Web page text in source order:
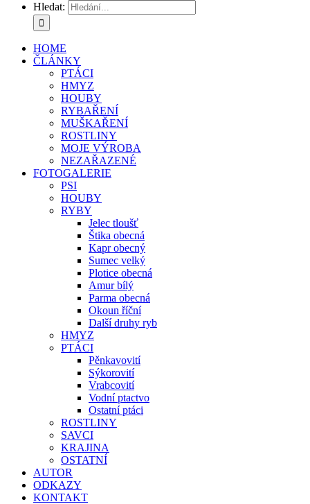
Hledat:
HOME
ČLÁNKY
PTÁCI
HMYZ
HOUBY
RYBAŘENÍ
MUŠKAŘENÍ
ROSTLINY
MOJE VÝROBA
NEZAŘAZENÉ
FOTOGALERIE
PSI
HOUBY
RYBY
Jelec tloušť
Štika obecná
Kapr obecný
Sumec velký
Plotice obecná
Amur bílý
Parma obecná
Okoun říční
Další druhy ryb
HMYZ
PTÁCI
Pěnkavovití
Sýkorovití
Vrabcovití
Vodní ptactvo
Ostatní ptáci
ROSTLINY
SAVCI
KRAJINA
OSTATNÍ
AUTOR
ODKAZY
KONTAKT